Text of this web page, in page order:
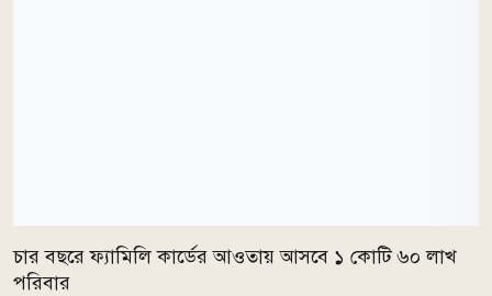
চার বছরে ফ্যামিলি কার্ডের আওতায় আসবে ১ কোটি ৬০ লাখ
পরিবার